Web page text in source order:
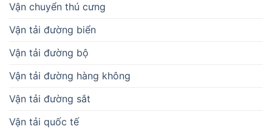
Vận chuyển thú cưng
Vận tải đường biển
Vận tải đường bộ
Vận tải đường hàng không
Vận tải đường sắt
Vận tải quốc tế